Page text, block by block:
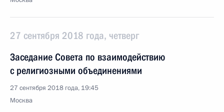
27 сентября 2018 года, четверг
Заседание Совета по взаимодействию
с религиозными объединениями
27 сентября 2018 года, 19:45
Москва